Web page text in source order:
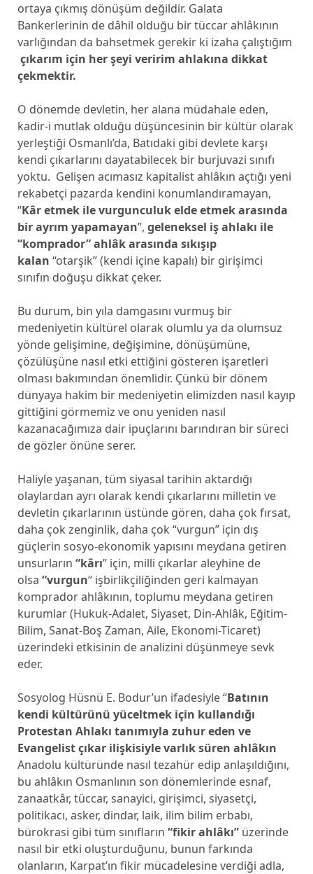
ortaya çıkmış dönüşüm değildir. Galata
Bankerlerinin de dâhil olduğu bir tüccar ahlâkının
varlığından da bahsetmek gerekir ki izaha çalıştığım
çıkarım için her şeyi veririm ahlakına dikkat
çekmektir.
O dönemde devletin, her alana müdahale eden,
kadir-i mutlak olduğu düşüncesinin bir kültür olarak
yerleştiği Osmanlı’da, Batıdaki gibi devlete karşı
kendi çıkarlarını dayatabilecek bir burjuvazi sınıfı
yoktu. Gelişen acımasız kapitalist ahlâkın açtığı yeni
rekabetçi pazarda kendini konumlandıramayan,
“Kâr etmek ile vurgunculuk elde etmek arasında
bir ayrım yapamayan”, geleneksel iş ahlakı ile
“komprador” ahlâk arasında sıkışıp
kalan “otarşik” (kendi içine kapalı) bir girişimci
sınıfın doğuşu dikkat çeker.
Bu durum, bin yıla damgasını vurmuş bir
medeniyetin kültürel olarak olumlu ya da olumsuz
yönde gelişimine, değişimine, dönüşümüne,
çözülüşüne nasıl etki ettiğini gösteren işaretleri
olması bakımından önemlidir. Çünkü bir dönem
dünyaya hakim bir medeniyetin elimizden nasıl kayıp
gittiğini görmemiz ve onu yeniden nasıl
kazanacağımıza dair ipuçlarını barındıran bir süreci
de gözler önüne serer.
Haliyle yaşanan, tüm siyasal tarihin aktardığı
olaylardan ayrı olarak kendi çıkarlarını milletin ve
devletin çıkarlarının üstünde gören, daha çok fırsat,
daha çok zenginlik, daha çok “vurgun” için dış
güçlerin sosyo-ekonomik yapısını meydana getiren
unsurların “kârı” için, milli çıkarlar aleyhine de
olsa “vurgun“ işbirlikçiliğinden geri kalmayan
komprador ahlâkının, toplumu meydana getiren
kurumlar (Hukuk-Adalet, Siyaset, Din-Ahlâk, Eğitim-
Bilim, Sanat-Boş Zaman, Aile, Ekonomi-Ticaret)
üzerindeki etkisinin de analizini düşünmeye sevk
eder.
Sosyolog Hüsnü E. Bodur’un ifadesiyle “Batının
kendi kültürünü yüceltmek için kullandığı
Protestan Ahlakı tanımıyla zuhur eden ve
Evangelist çıkar ilişkisiyle varlık süren ahlâkın
Anadolu kültüründe nasıl tezahür edip anlaşıldığını,
bu ahlâkın Osmanlının son dönemlerinde esnaf,
zanaatkâr, tüccar, sanayici, girişimci, siyasetçi,
politikacı, asker, dindar, laik, ilim bilim erbabı,
bürokrasi gibi tüm sınıfların “fikir ahlâkı”üzerinde
nasıl bir etki oluşturduğunu, bunun farkında
olanların, Karpat’ın fikir mücadelesine verdiği adla,